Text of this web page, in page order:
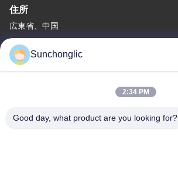
住所
広東省、中国
Tel
86--13711271181
Sunchonglic
2:34 PM
Good day, what product are you looking for?